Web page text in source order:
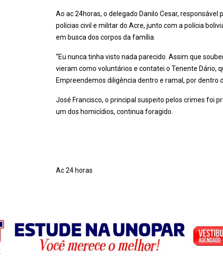
Ao ac 24horas, o delegado Danilo Cesar,
polícias civil e militar do Acre, junto com a polícia
em busca dos corpos da família.
“Eu nunca tinha visto nada parecido. Assim que
vieram como voluntários e contatei o Tenente Dário,
Empreendemos diligência dentro e ramal, por dentro
José Francisco, o principal suspeito pelos crimes foi
um dos homicídios, continua foragido.
Ac 24 horas